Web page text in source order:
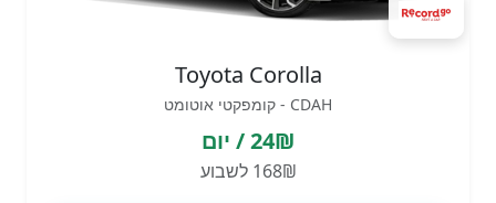
Toyota Corolla
CDAH - קומפקטי אוטומט
24₪ / יום
168₪ לשבוע